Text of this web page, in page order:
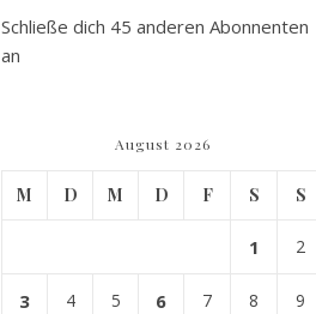
Schließe dich 45 anderen Abonnenten
an
August 2026
M D M D F S S
1 2
3 4 5 6 7 8 9